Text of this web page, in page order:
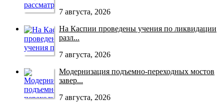
7 августа, 2026
На Каспии проведены учения по ликвидации
разл...
7 августа, 2026
Модернизация подъемно-переходных мостов
завер...
7 августа, 2026